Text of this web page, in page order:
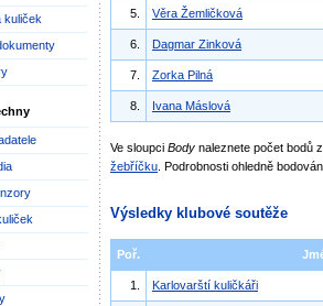
kuliček
5. Věra Žemličková
6. Dagmar Zinková
7. Zorka Pilná
8. Ivana Máslová
Ve sloupci Body naleznete počet bodů
žebříčku . Podrobnosti ohledně
Výsledky klubové soutěže
Poř.
1. Karlovarští kuličkáři